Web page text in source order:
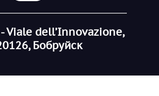
- Viale dell’Innovazione,
Бобруйск